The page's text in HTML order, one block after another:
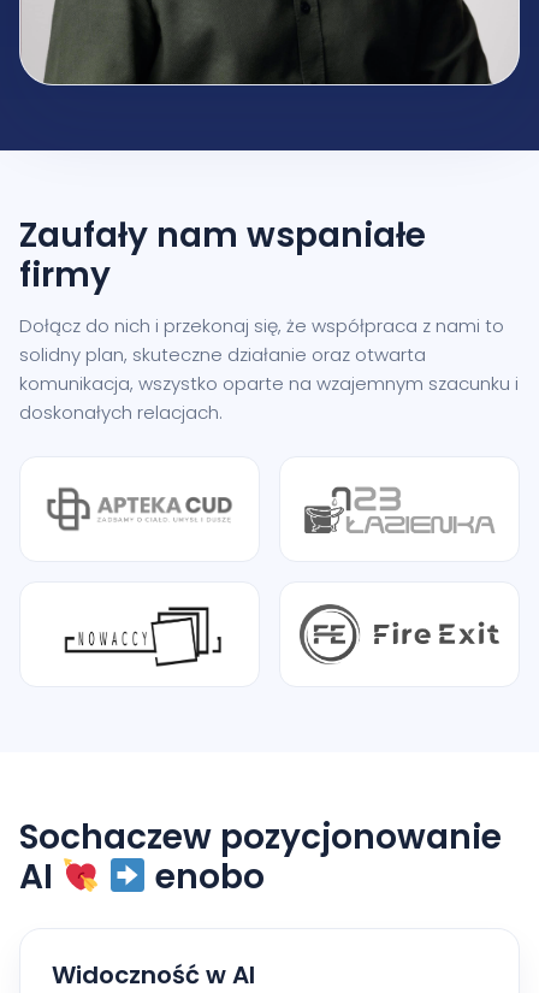
Zaufały nam wspaniałe
firmy
Dołącz do nich i przekonaj się, że współpraca z nami to
solidny plan, skuteczne działanie oraz otwarta
komunikacja, wszystko oparte na wzajemnym szacunku i
doskonałych relacjach.
Sochaczew pozycjonowanie
AI
enobo
Widoczność w AI